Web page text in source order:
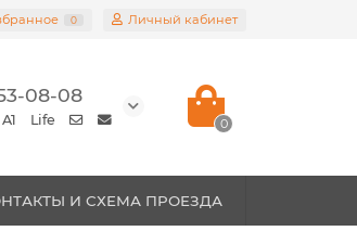
0 Личный кабинет
08-08
A1 Life 0
И СХЕМА ПРОЕЗДА